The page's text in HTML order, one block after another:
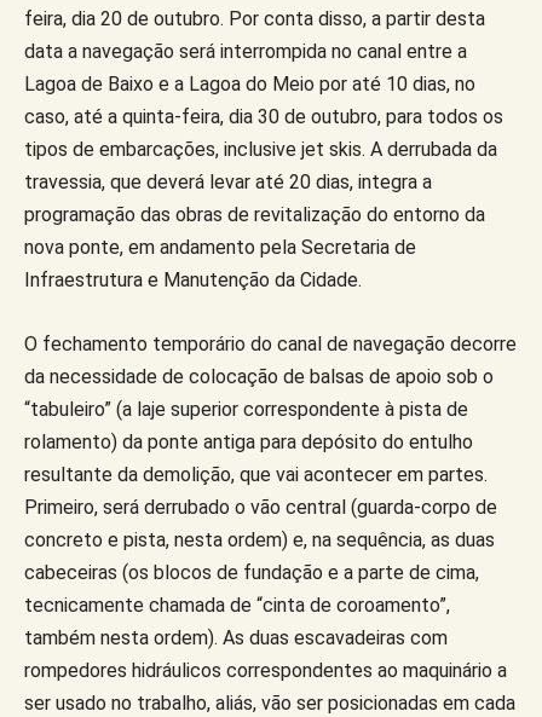
feira, dia 20 de outubro. Por conta disso, a partir desta
data a navegação será interrompida no canal entre a
Lagoa de Baixo e a Lagoa do Meio por até 10 dias, no
caso, até a quinta-feira, dia 30 de outubro, para todos os
tipos de embarcações, inclusive jet skis. A derrubada da
travessia, que deverá levar até 20 dias, integra a
programação das obras de revitalização do entorno da
nova ponte, em andamento pela Secretaria de
Infraestrutura e Manutenção da Cidade.
O fechamento temporário do canal de navegação decorre
da necessidade de colocação de balsas de apoio sob o
“tabuleiro” (a laje superior correspondente à pista de
rolamento) da ponte antiga para depósito do entulho
resultante da demolição, que vai acontecer em partes.
Primeiro, será derrubado o vão central (guarda-corpo de
concreto e pista, nesta ordem) e, na sequência, as duas
cabeceiras (os blocos de fundação e a parte de cima,
tecnicamente chamada de “cinta de coroamento”,
também nesta ordem). As duas escavadeiras com
rompedores hidráulicos correspondentes ao maquinário a
ser usado no trabalho, aliás, vão ser posicionadas em cada